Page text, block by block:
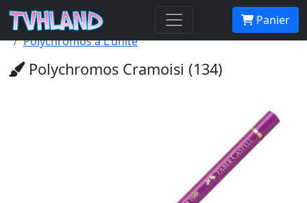
Panier
Accueil Tvhland
Matériel De Dessin
Crayon De Couleur Beaux Arts
Polychromos à L'unité
Polychromos Cramoisi (134)